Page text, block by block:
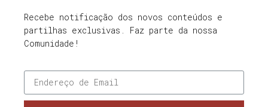
Recebe notificação dos novos conteúdos e
partilhas exclusivas. Faz parte da nossa
Comunidade!